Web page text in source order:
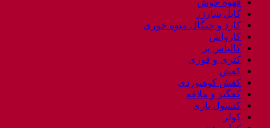
کابل شارژر
کارد و چنگال میوه خوری
کارواش
کالباس بر
کتری و قوری
کفش
کفش کوهنوردی
کفگیر و ملاقه
کنسول بازی
کولر